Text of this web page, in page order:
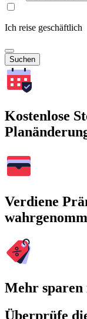
Ich reise geschäftlich
Suchen
Kostenlose
Verdiene
Mehr
Überprüfe